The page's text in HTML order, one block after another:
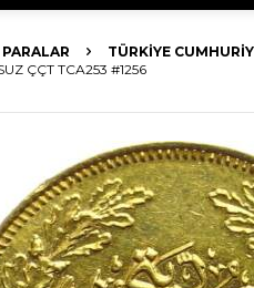
TÜRKIYE
ÇÇT TCA253 #1256